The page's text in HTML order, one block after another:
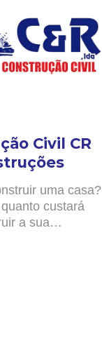
Civil CR
uma casa?
custará
a sua…